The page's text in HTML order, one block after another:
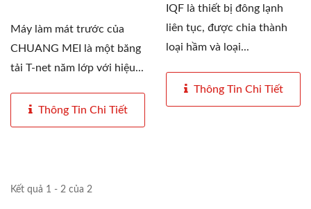
Máy làm mát trước của
CHUANG MEI là một băng
tải T-net năm lớp với hiệu...
Thông Tin Chi Tiết
IQF là thiết bị đông lạnh
liên tục, được chia thành
loại hầm và loại...
Thông Tin Chi Tiết
Kết quả 1 - 2 của 2